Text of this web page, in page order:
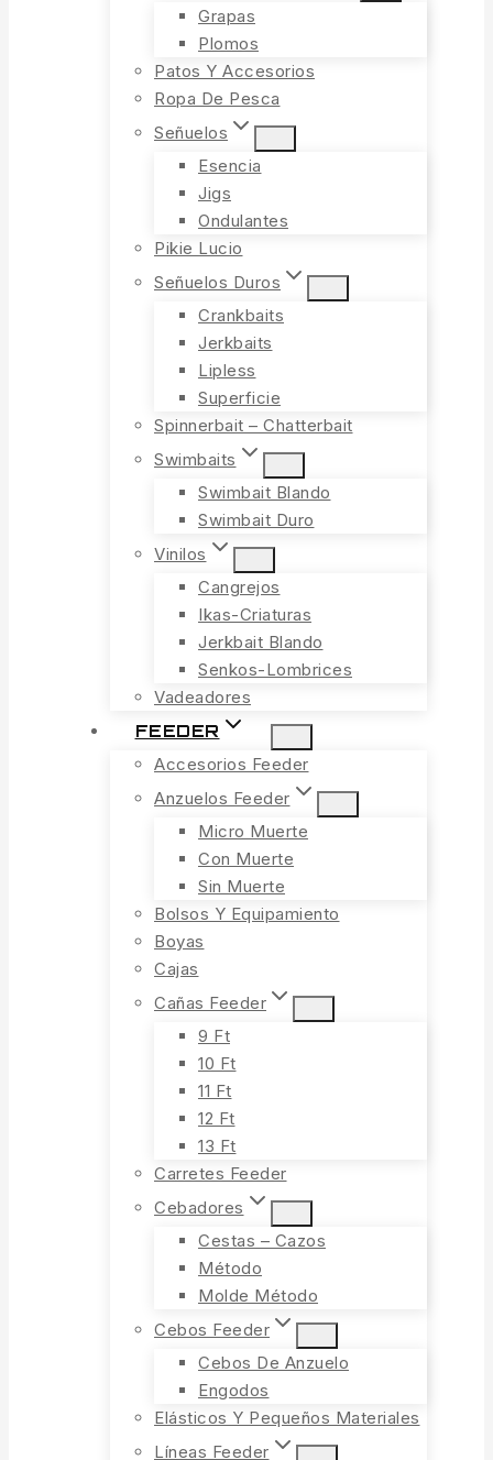
Grapas
Plomos
Patos Y Accesorios
Ropa De Pesca
Señuelos
Esencia
Jigs
Ondulantes
Pikie Lucio
Señuelos Duros
Crankbaits
Jerkbaits
Lipless
Superficie
Spinnerbait – Chatterbait
Swimbaits
Swimbait Blando
Swimbait Duro
Vinilos
Cangrejos
Ikas-Criaturas
Jerkbait Blando
Senkos-Lombrices
Vadeadores
FEEDER
Accesorios Feeder
Anzuelos Feeder
Micro Muerte
Con Muerte
Sin Muerte
Bolsos Y Equipamiento
Boyas
Cajas
Cañas Feeder
9 Ft
10 Ft
11 Ft
12 Ft
13 Ft
Carretes Feeder
Cebadores
Cestas – Cazos
Método
Molde Método
Cebos Feeder
Cebos De Anzuelo
Engodos
Elásticos Y Pequeños Materiales
Líneas Feeder